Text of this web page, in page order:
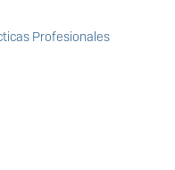
Profesionales